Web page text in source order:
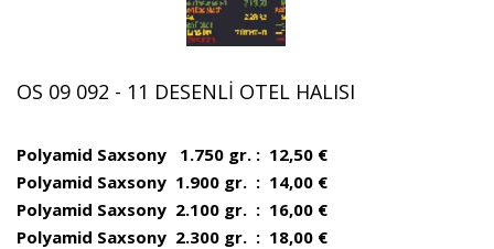
OS 09 092 - 11 DESENLI OTEL HALISI
Polyamid Saxsony 1.750 gr. : 12,50 €
Polyamid Saxsony 1.900 gr. : 14,00 €
Polyamid Saxsony 2.100 gr. : 16,00 €
Polyamid Saxsony 2.300 gr. : 18,00 €